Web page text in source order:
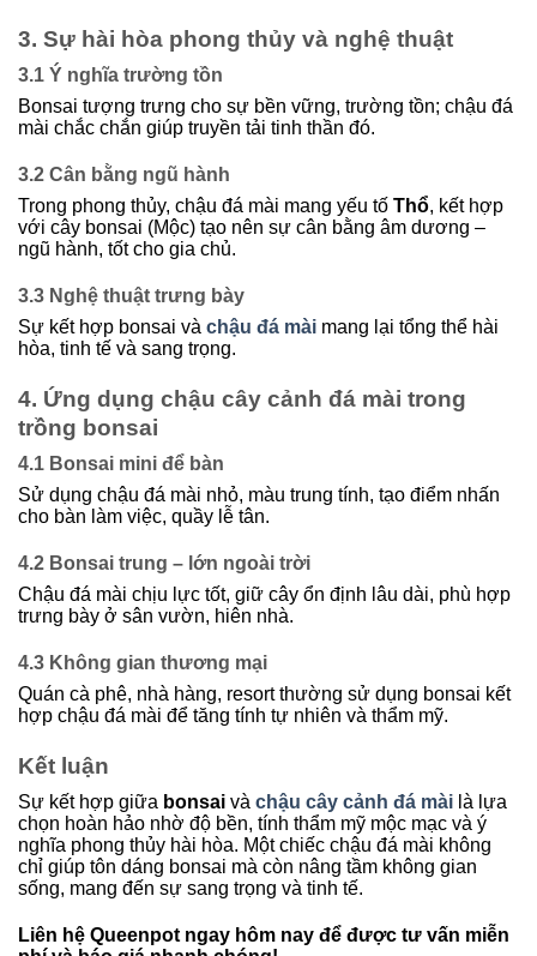
3. Sự hài hòa phong thủy và nghệ thuật
3.1 Ý nghĩa trường tồn
Bonsai tượng trưng cho sự bền vững, trường tồn; chậu đá
mài chắc chắn giúp truyền tải tinh thần đó.
3.2 Cân bằng ngũ hành
Trong phong thủy, chậu đá mài mang yếu tố Thổ, kết hợp
với cây bonsai (Mộc) tạo nên sự cân bằng âm dương –
ngũ hành, tốt cho gia chủ.
3.3 Nghệ thuật trưng bày
Sự kết hợp bonsai và chậu đá mài mang lại tổng thể hài
hòa, tinh tế và sang trọng.
4. Ứng dụng chậu cây cảnh đá mài trong
trồng bonsai
4.1 Bonsai mini để bàn
Sử dụng chậu đá mài nhỏ, màu trung tính, tạo điểm nhấn
cho bàn làm việc, quầy lễ tân.
4.2 Bonsai trung – lớn ngoài trời
Chậu đá mài chịu lực tốt, giữ cây ổn định lâu dài, phù hợp
trưng bày ở sân vườn, hiên nhà.
4.3 Không gian thương mại
Quán cà phê, nhà hàng, resort thường sử dụng bonsai kết
hợp chậu đá mài để tăng tính tự nhiên và thẩm mỹ.
Kết luận
Sự kết hợp giữa bonsai và chậu cây cảnh đá mài là lựa
chọn hoàn hảo nhờ độ bền, tính thẩm mỹ mộc mạc và ý
nghĩa phong thủy hài hòa. Một chiếc chậu đá mài không
chỉ giúp tôn dáng bonsai mà còn nâng tầm không gian
sống, mang đến sự sang trọng và tinh tế.
Liên hệ Queenpot ngay hôm nay để được tư vấn miễn